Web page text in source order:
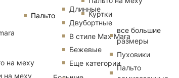
Пальто
Длинные
Двубортные
В стиле Max Mara
Бежевые
Еще категории
на меху
на меху
Куртки
все большие
размеры
Пуховики
Пальто